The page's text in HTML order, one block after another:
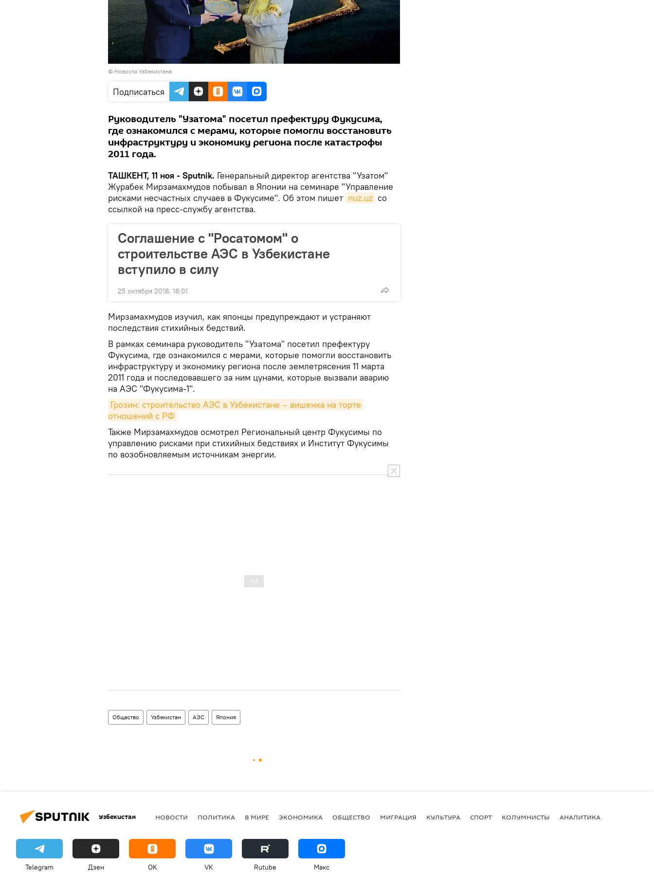
© Новости Узбекистана
Подписаться
Руководитель "Узатома" посетил префектуру Фукусима,
где ознакомился с мерами, которые помогли восстановить
инфраструктуру и экономику региона после катастрофы
2011 года.
ТАШКЕНТ, 11 ноя - Sputnik. Генеральный директор агентства "Узатом"
Журабек Мирзамахмудов побывал в Японии на семинаре "Управление
рисками несчастных случаев в Фукусиме". Об этом пишет nuz.uz со
ссылкой на пресс-службу агентства.
Соглашение с "Росатомом" о
строительстве АЭС в Узбекистане
вступило в силу
25 октября 2018, 18:01
Мирзамахмудов изучил, как японцы предупреждают и устраняют
последствия стихийных бедствий.
В рамках семинара руководитель "Узатома" посетил префектуру
Фукусима, где ознакомился с мерами, которые помогли восстановить
инфраструктуру и экономику региона после землетрясения 11 марта
2011 года и последовавшего за ним цунами, которые вызвали аварию
на АЭС "Фукусима-1".
Грозин: строительство АЭС в Узбекистане – вишенка на торте
отношений с РФ
Также Мирзамахмудов осмотрел Региональный центр Фукусимы по
управлению рисками при стихийных бедствиях и Институт Фукусимы
по возобновляемым источникам энергии.
Общество Узбекистан АЭС Япония
Узбекистан НОВОСТИ ПОЛИТИКА В МИРЕ ЭКОНОМИКА ОБЩЕСТВО МИГРАЦИЯ КУЛЬТУРА СПОРТ КОЛУМНИСТЫ АНАЛИТИКА
Telegram Дзен OK VK Rutube Макс